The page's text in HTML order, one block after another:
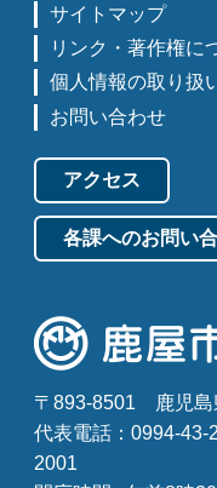
サイトマップ
リンク・著作権に
個人情報の取り扱
お問い合わせ
アクセス
各課へのお問い
〒893-8501
鹿児
代表電話：0994-43-
2001